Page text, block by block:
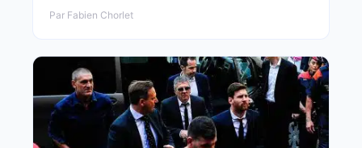
Par Fabien Chorlet